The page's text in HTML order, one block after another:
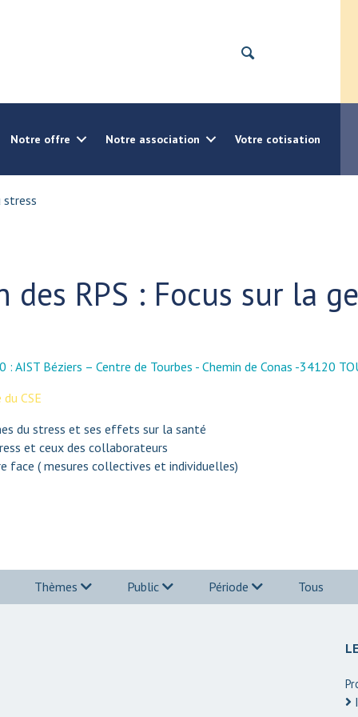
Notre offre Notre association Votre cotisation
stress
des RPS : Focus sur la
: AIST Béziers – Centre de Tourbes - Chemin de Conas -34120
CSE
du stress et ses effets sur la santé
et ceux des collaborateurs
face ( mesures collectives et individuelles)
Thèmes Public Période Tous